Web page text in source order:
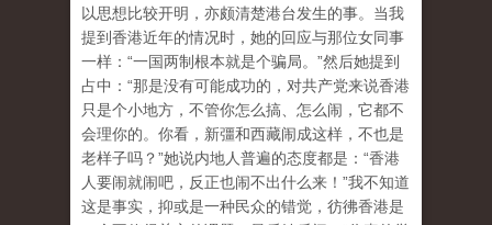
以思想比较开明，亦颇清楚港台发生的事。当我
提到香港近年的情况时，她的回应与那位女同事
一样：“一国两制根本就是个骗局。”然后她提到
占中：“那是没有可能成功的，对共产党来说香港
只是个小地方，不管你怎么搞、怎么闹，它都不
会理你的。你看，新彊和西藏闹成这样，不也是
老样子吗？”她说内地人普遍的态度都是：“香港
人要闹就闹吧，反正也闹不出什么来！”我不知道
这是事实，抑或是一种民众的错觉，彷彿香港是